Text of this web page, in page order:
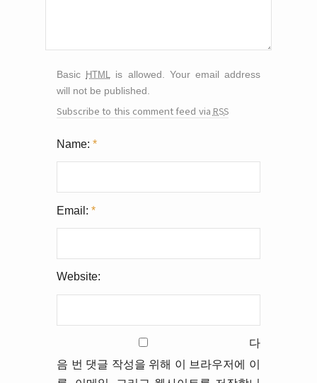
Basic html
is allowed. Your email address
will not be published.
Subscribe to this comment feed via rss
Name: *
Email: *
Website:
다
음 번 댓글 작성을 위해 이 브라우저에 이